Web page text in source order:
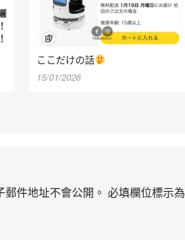
ここだけの話
15/01/2026
件地址不會公開。 必填欄位標示為